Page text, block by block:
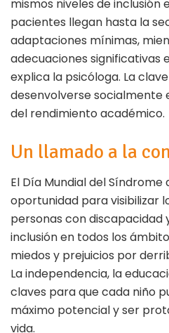
mismos niveles de inclusión
pacientes llegan hasta la
adaptaciones mínimas,
adecuaciones significativas
explica la psicóloga. La
desenvolverse socialmente
del rendimiento académico.
Un llamado a la
El Día Mundial del Síndrome
oportunidad para visibilizar
personas con discapacidad
inclusión en todos los
miedos y prejuicios por
La independencia, la
claves para que cada niño
máximo potencial y ser
vida.